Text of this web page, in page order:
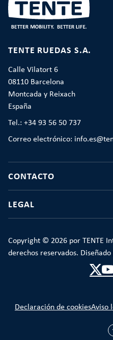
TENTE RUEDAS S.A.
Calle Vilatort 6
08110 Barcelona
Montcada y Reixach
España
Tel.: +34 93 56 50 737
Correo electrónico:
CONTACTO
LEGAL
Copyright © 2026 por TENTE
derechos reservados.
Declaración de cookiesAviso